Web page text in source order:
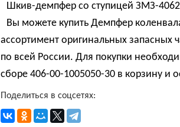
Шкив-демпфер со ступицей ЗМЗ-
Вы можете купить Демпфер
ассортимент оригинальных запасных
по всей России. Для покупки
сборе 406-00-1005050-30 в корзину и
Поделиться в соцсетях: